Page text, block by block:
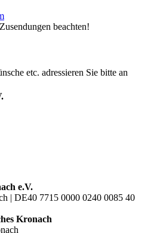
beachten!
etc. adressieren Sie bitte an
e.V.
| DE40 7715 0000 0240 0085 40
Kronach